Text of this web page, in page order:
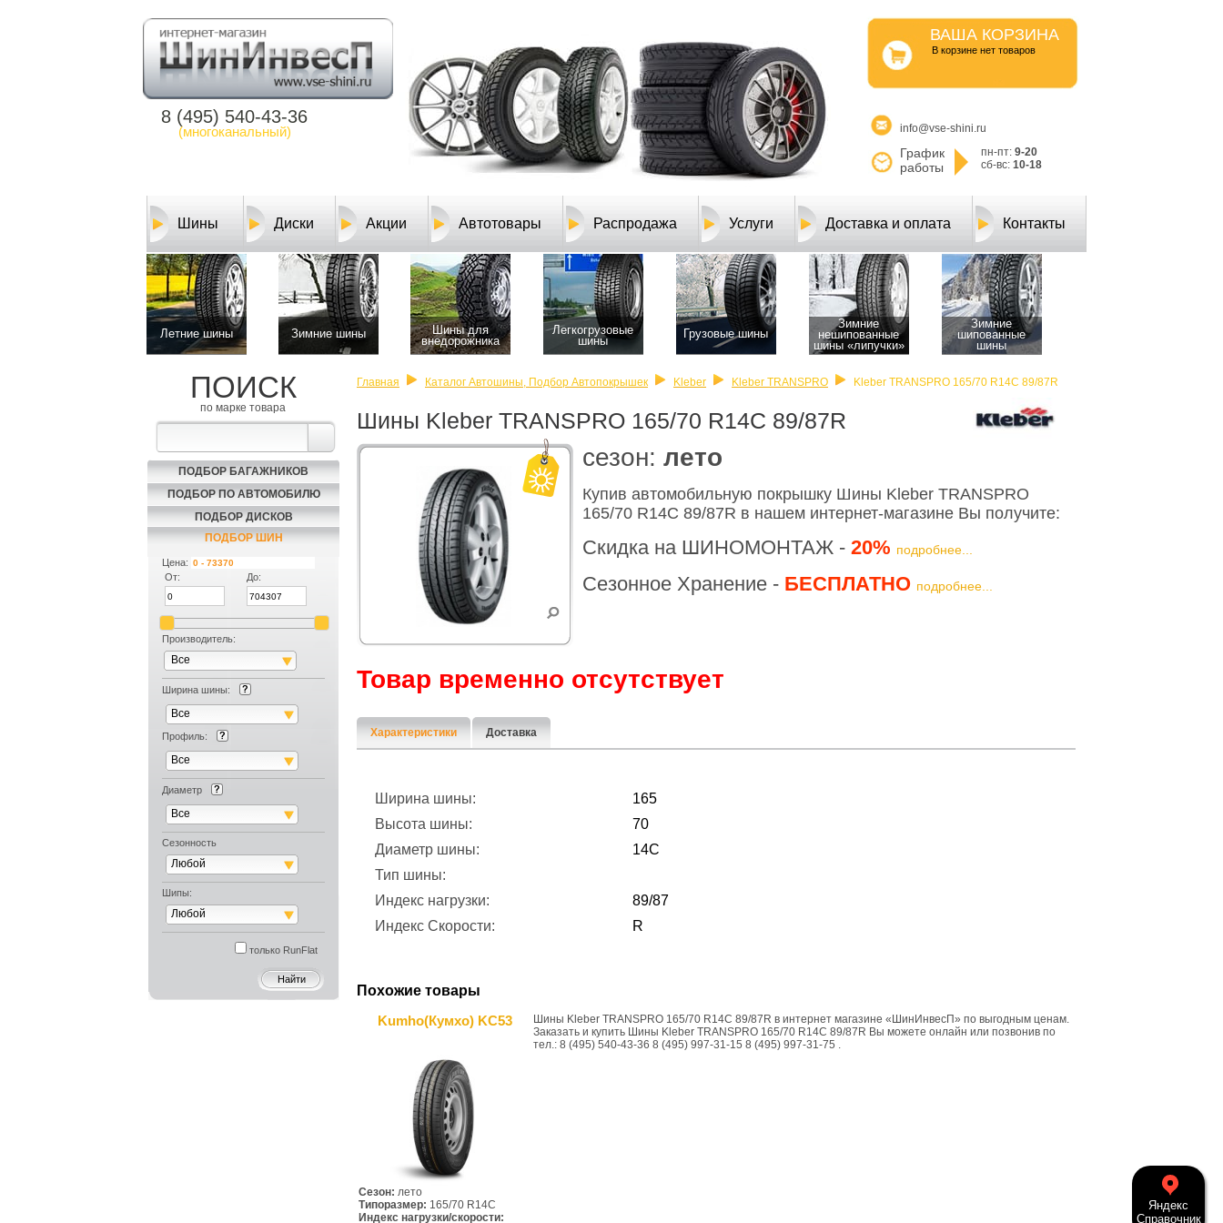
8 (495) 540-43-36
(многоканальный)
ВАША КОРЗИНА
B корзине нет товаров
info@vse-shini.ru
График
работы
пн-пт: 9-20
сб-вс: 10-18
Шины Диски Акции Автотовары Распродажа Услуги Доставка и оплата Контакты
Летние шины Зимние шины
Шины для
внедорожника
Легкогрузовые
шины
Грузовые шины
Зимние
нешипованные
шины «липучки»
Зимние
шипованные
шины
ПОИСК
по марке товара
ПОДБОР БАГАЖНИКОВ
ПОДБОР ПО АВТОМОБИЛЮ
ПОДБОР ДИСКОВ
ПОДБОР ШИН
Цена:
От:
До:
Производитель:
Все
Ширина шины:
Все
Профиль:
Все
Диаметр
Все
Сезонность
Любой
Шипы:
Любой
только RunFlat
Главная Каталог Автошины, Подбор Автопокрышек Kleber Kleber TRANSPRO Kleber TRANSPRO 165/70 R14C 89/87R
Шины Kleber TRANSPRO 165/70 R14C 89/87R
cезон: лето
Купив автомобильную покрышку Шины Kleber TRANSPRO
165/70 R14C 89/87R в нашем интернет-магазине Вы получите:
Скидка на ШИНОМОНТАЖ - 20% подробнее...
Сезонное Хранение - БЕСПЛАТНО подробнее...
Товар временно отсутствует
Характеристики Доставка
Ширина шины:
165
Высота шины:
70
Диаметр шины:
14C
Тип шины:
Индекс нагрузки:
89/87
Индекс Скорости:
R
Похожие товары
Kumho(Кумхо) KC53
Сезон: лето
Типоразмер: 165/70 R14C
Индекс нагрузки/скорости:
Шины Kleber TRANSPRO 165/70 R14C 89/87R в интернет магазине «ШинИнвесП» по выгодным ценам.
Заказать и купить Шины Kleber TRANSPRO 165/70 R14C 89/87R Вы можете онлайн или позвонив по
тел.: 8 (495) 540-43-36 8 (495) 997-31-15 8 (495) 997-31-75 .
Яндекс
Справочник